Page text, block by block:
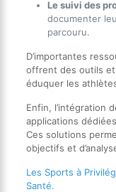
Le suivi des
documenter
parcouru.
D’importantes
offrent des outils
éduquer les
Enfin, l’intégration
applications
Ces solutions
objectifs et
Les Sports à
Santé.